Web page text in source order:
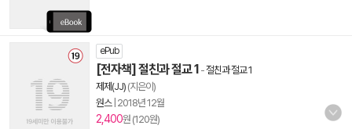
ePub
[전자책] 절친과 절교 1 -절친과 절교 1
제제(JJ) (지은이)
원스| 2018년 12월
2,400원 (120원)